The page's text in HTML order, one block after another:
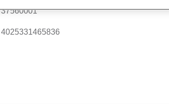
37560001
4025331465836